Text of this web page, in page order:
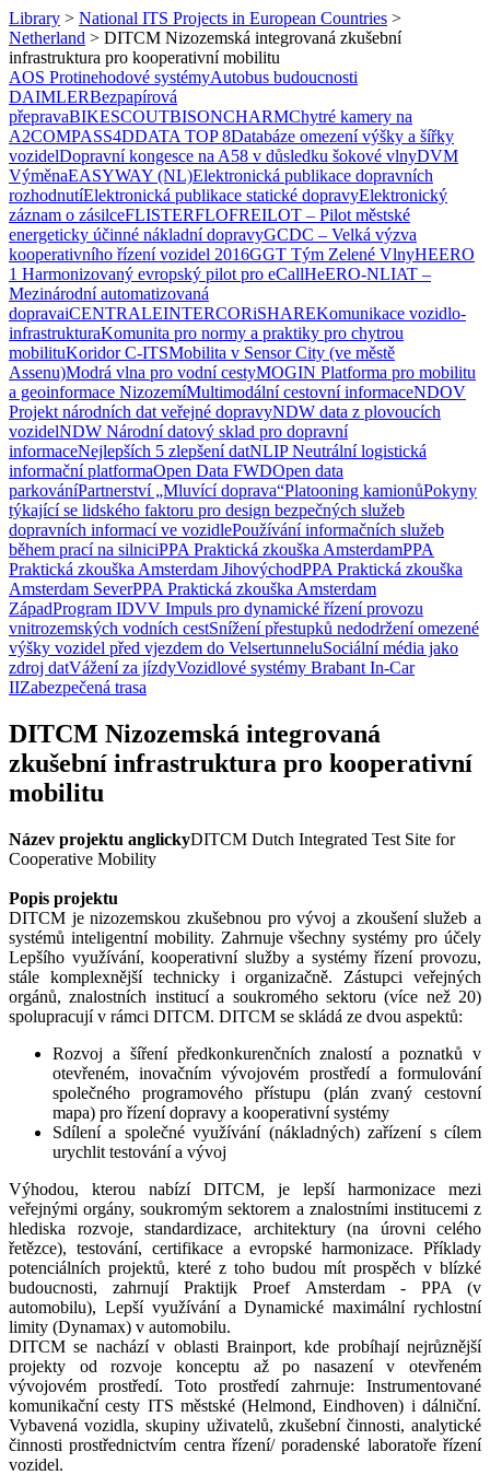
Library > National ITS Projects in European Countries >
Netherland > DITCM Nizozemská integrovaná zkušební
infrastruktura pro kooperativní mobilitu
AOS Protinehodové systémyAutobus budoucnosti
DAIMLERBezpapírová
přepravaBIKESCOUTBISONCHARMChytré kamery na
A2COMPASS4DDATA TOP 8Databáze omezení výšky a šířky
vozidelDopravní kongesce na A58 v důsledku šokové vlnyDVM
VýměnaEASYWAY (NL)Elektronická publikace dopravních
rozhodnutíElektronická publikace statické dopravyElektronický
záznam o zásilceFLISTERFLOFREILOT – Pilot městské
energeticky účinné nákladní dopravyGCDC – Velká výzva
kooperativního řízení vozidel 2016GGT Tým Zelené VlnyHEERO
1 Harmonizovaný evropský pilot pro eCallHeERO-NLIAT –
Mezinárodní automatizovaná
dopravaiCENTRALEINTERCORiSHAREKomunikace vozidlo-
infrastrukturaKomunita pro normy a praktiky pro chytrou
mobilituKoridor C-ITSMobilita v Sensor City (ve městě
Assenu)Modrá vlna pro vodní cestyMOGIN Platforma pro mobilitu
a geoinformace NizozemíMultimodální cestovní informaceNDOV
Projekt národních dat veřejné dopravyNDW data z plovoucích
vozidelNDW Národní datový sklad pro dopravní
informaceNejlepších 5 zlepšení datNLIP Neutrální logistická
informační platformaOpen Data FWDOpen data
parkováníPartnerství „Mluvící doprava“Platooning kamionůPokyny
týkající se lidského faktoru pro design bezpečných služeb
dopravních informací ve vozidlePoužívání informačních služeb
během prací na silniciPPA Praktická zkouška AmsterdamPPA
Praktická zkouška Amsterdam JihovýchodPPA Praktická zkouška
Amsterdam SeverPPA Praktická zkouška Amsterdam
ZápadProgram IDVV Impuls pro dynamické řízení provozu
vnitrozemských vodních cestSnížení přestupků nedodržení omezené
výšky vozidel před vjezdem do VelsertunneluSociální média jako
zdroj datVážení za jízdyVozidlové systémy Brabant In-Car
IIZabezpečená trasa
DITCM Nizozemská integrovaná
zkušební infrastruktura pro kooperativní
mobilitu
Název projektu anglickyDITCM Dutch Integrated Test Site for
Cooperative Mobility
Popis projektu
DITCM je nizozemskou zkušebnou pro vývoj a zkoušení služeb a
systémů inteligentní mobility. Zahrnuje všechny systémy pro účely
Lepšího využívání, kooperativní služby a systémy řízení provozu,
stále komplexnější technicky i organizačně. Zástupci veřejných
orgánů, znalostních institucí a soukromého sektoru (více než 20)
spolupracují v rámci DITCM. DITCM se skládá ze dvou aspektů:
Rozvoj a šíření předkonkurenčních znalostí a poznatků v
otevřeném, inovačním vývojovém prostředí a formulování
společného programového přístupu (plán zvaný cestovní
mapa) pro řízení dopravy a kooperativní systémy
Sdílení a společné využívání (nákladných) zařízení s cílem
urychlit testování a vývoj
Výhodou, kterou nabízí DITCM, je lepší harmonizace mezi
veřejnými orgány, soukromým sektorem a znalostními institucemi z
hlediska rozvoje, standardizace, architektury (na úrovni celého
řetězce), testování, certifikace a evropské harmonizace. Příklady
potenciálních projektů, které z toho budou mít prospěch v blízké
budoucnosti, zahrnují Praktijk Proef Amsterdam - PPA (v
automobilu), Lepší využívání a Dynamické maximální rychlostní
limity (Dynamax) v automobilu.
DITCM se nachází v oblasti Brainport, kde probíhají nejrůznější
projekty od rozvoje konceptu až po nasazení v otevřeném
vývojovém prostředí. Toto prostředí zahrnuje: Instrumentované
komunikační cesty ITS městské (Helmond, Eindhoven) i dálniční.
Vybavená vozidla, skupiny uživatelů, zkušební činnosti, analytické
činnosti prostřednictvím centra řízení/ poradenské laboratoře řízení
vozidel.